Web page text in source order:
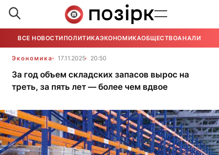
ВСЕ НОВОСТИ ПОЛИТИКАЭКОНОМИКАОБЩЕСТВОАНАЛИТИКА
Экономика 17.11.2025 20:50
За год объем складских запасов вырос на
треть, за пять лет — более чем вдвое